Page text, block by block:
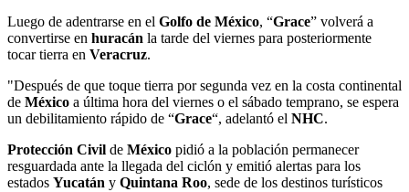
Luego de adentrarse en el Golfo de México, “Grace” volverá a
convertirse en huracán la tarde del viernes para posteriormente
tocar tierra en Veracruz.
"Después de que toque tierra por segunda vez en la costa continental
de México a última hora del viernes o el sábado temprano, se espera
un debilitamiento rápido de “Grace“, adelantó el NHC.
Protección Civil de México pidió a la población permanecer
resguardada ante la llegada del ciclón y emitió alertas para los
estados Yucatán y Quintana Roo, sede de los destinos turísticos